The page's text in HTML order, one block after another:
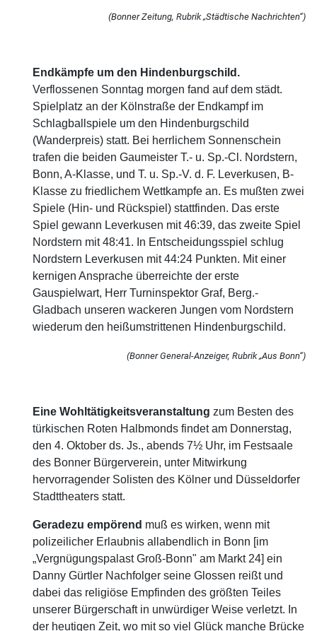
(Bonner Zeitung, Rubrik „Städtische Nachrichten“)
Endkämpfe um den Hindenburgschild.
Verflossenen Sonntag morgen fand auf dem städt.
Spielplatz an der Kölnstraße der Endkampf im
Schlagballspiele um den Hindenburgschild
(Wanderpreis) statt. Bei herrlichem Sonnenschein
trafen die beiden Gaumeister T.- u. Sp.-Cl. Nordstern,
Bonn, A-Klasse, und T. u. Sp.-V. d. F. Leverkusen, B-
Klasse zu friedlichem Wettkampfe an. Es mußten zwei
Spiele (Hin- und Rückspiel) stattfinden. Das erste
Spiel gewann Leverkusen mit 46:39, das zweite Spiel
Nordstern mit 48:41. In Entscheidungsspiel schlug
Nordstern Leverkusen mit 44:24 Punkten. Mit einer
kernigen Ansprache überreichte der erste
Gauspielwart, Herr Turninspektor Graf, Berg.-
Gladbach unseren wackeren Jungen vom Nordstern
wiederum den heißumstrittenen Hindenburgschild.
(Bonner General-Anzeiger, Rubrik „Aus Bonn“)
Eine Wohltätigkeitsveranstaltung zum Besten des
türkischen Roten Halbmonds findet am Donnerstag,
den 4. Oktober ds. Js., abends 7½ Uhr, im Festsaale
des Bonner Bürgerverein, unter Mitwirkung
hervorragender Solisten des Kölner und Düsseldorfer
Stadttheaters statt.
Geradezu empörend muß es wirken, wenn mit
polizeilicher Erlaubnis allabendlich in Bonn [im
„Vergnügungspalast Groß-Bonn" am Markt 24] ein
Danny Gürtler Nachfolger seine Glossen reißt und
dabei das religiöse Empfinden des größten Teiles
unserer Bürgerschaft in unwürdiger Weise verletzt. In
der heutigen Zeit, wo mit so viel Glück manche Brücke